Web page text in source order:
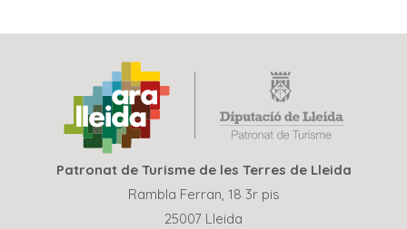
Patronat de Turisme de les Terres de Lleida
Rambla Ferran, 18 3r pis
25007 Lleida